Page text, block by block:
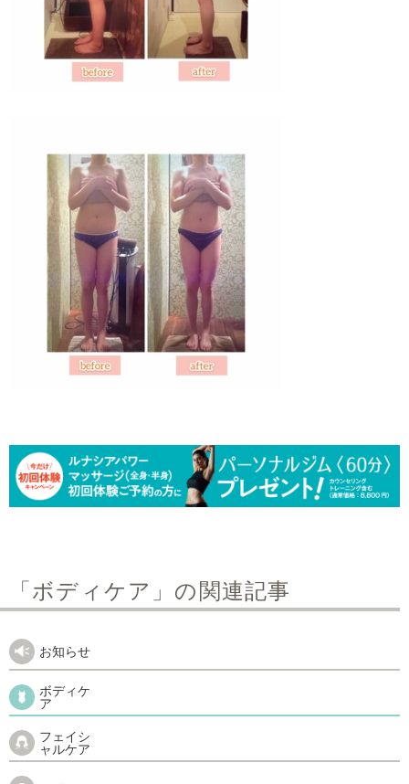
「ボディケア」の関連記事
お知らせ
ボディケ
ア
フェイシ
ャルケア